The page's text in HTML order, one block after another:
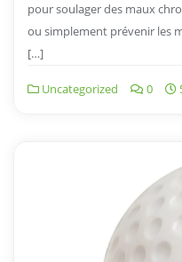
pour soulager des maux
ou simplement prévenir les
[…]
Uncategorized 0